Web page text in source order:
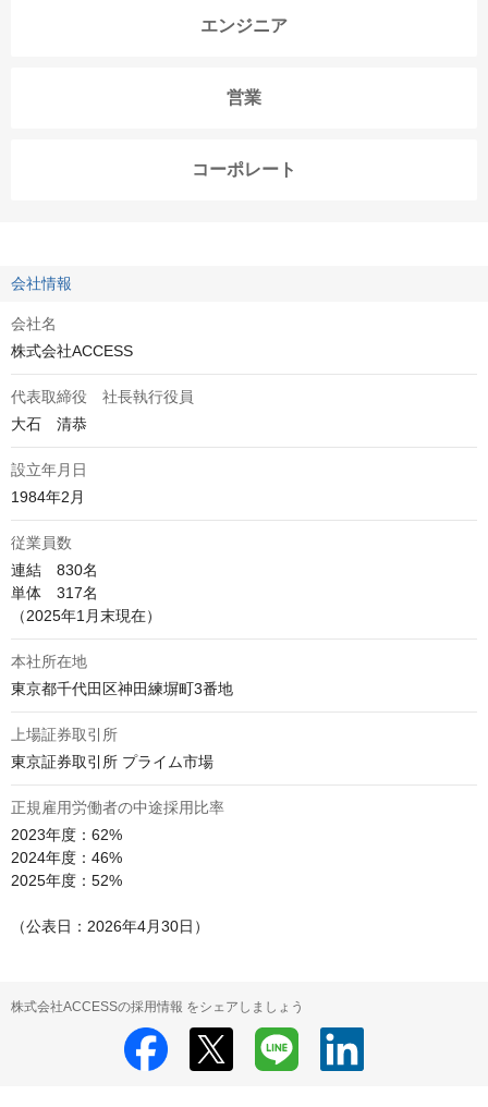
エンジニア
営業
コーポレート
会社情報
会社名
株式会社ACCESS
代表取締役 社長執行役員
大石　清恭
設立年月日
1984年2月
従業員数
連結　830名
単体　317名
（2025年1月末現在）
本社所在地
東京都千代田区神田練塀町3番地
上場証券取引所
東京証券取引所 プライム市場
正規雇用労働者の中途採用比率
2023年度：62%
2024年度：46%
2025年度：52%
株式会社ACCESSの採用情報 をシェアしましょう